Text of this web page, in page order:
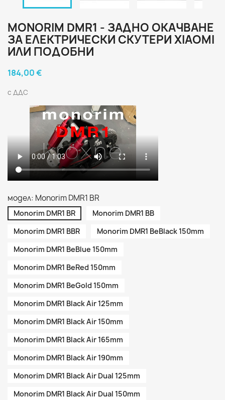
MONORIM DMR1 - ЗАДНО ОКАЧВАНЕ
ЗА ЕЛЕКТРИЧЕСКИ СКУТЕРИ XIAOMI
ИЛИ ПОДОБНИ
184,00 €
с ДДС
модел: Monorim DMR1 BR
Monorim DMR1 BR
Monorim DMR1 BB
Monorim DMR1 BBR
Monorim DMR1 BeBlack 150mm
Monorim DMR1 BeBlue 150mm
Monorim DMR1 BeRed 150mm
Monorim DMR1 BeGold 150mm
Monorim DMR1 Black Air 125mm
Monorim DMR1 Black Air 150mm
Monorim DMR1 Black Air 165mm
Monorim DMR1 Black Air 190mm
Monorim DMR1 Black Air Dual 125mm
Monorim DMR1 Black Air Dual 150mm